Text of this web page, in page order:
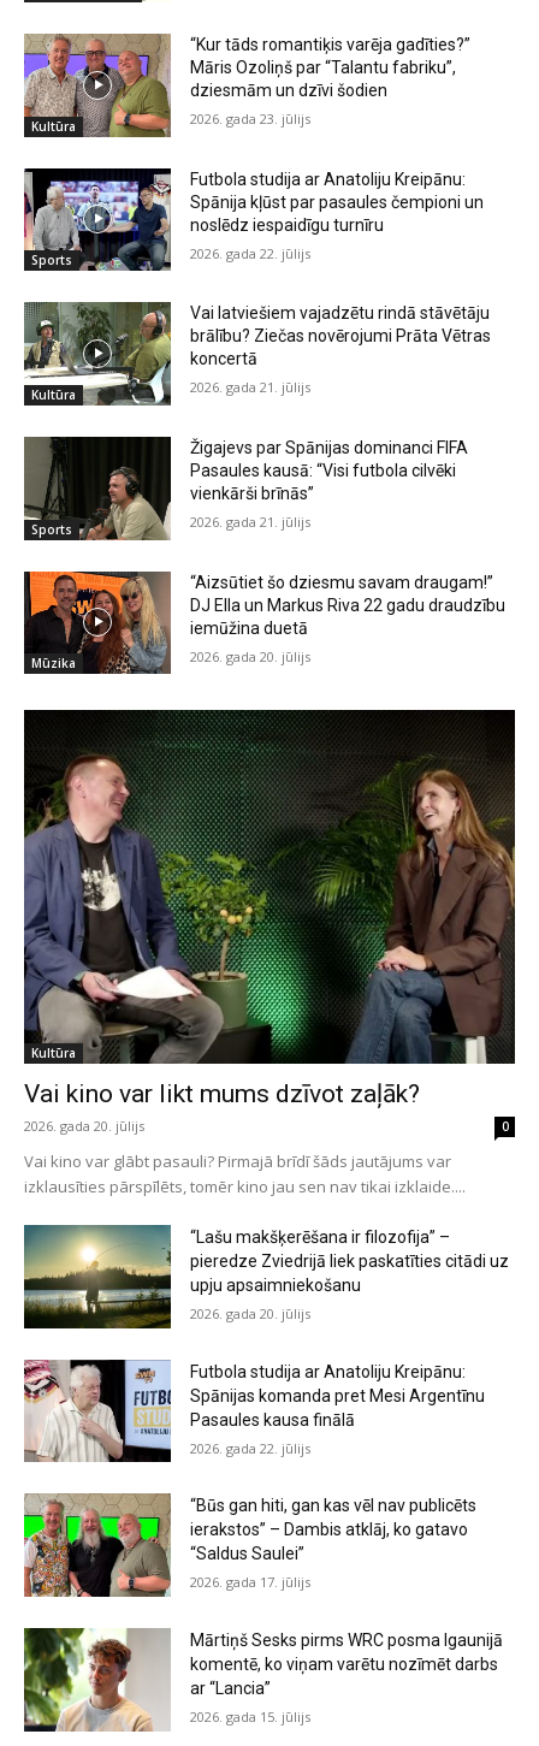
Kultūra
“Kur tāds romantiķis varēja gadīties?”
Māris Ozoliņš par “Talantu fabriku”,
dziesmām un dzīvi šodien
2026. gada 23. jūlijs
Sports
Futbola studija ar Anatoliju Kreipānu:
Spānija kļūst par pasaules čempioni un
noslēdz iespaidīgu turnīru
2026. gada 22. jūlijs
Kultūra
Vai latviešiem vajadzētu rindā stāvētāju
brālību? Ziečas novērojumi Prāta Vētras
koncertā
2026. gada 21. jūlijs
Sports
Žigajevs par Spānijas dominanci FIFA
Pasaules kausā: “Visi futbola cilvēki
vienkārši brīnās”
2026. gada 21. jūlijs
Mūzika
“Aizsūtiet šo dziesmu savam draugam!”
DJ Ella un Markus Riva 22 gadu draudzību
iemūžina duetā
2026. gada 20. jūlijs
Kultūra
Vai kino var likt mums dzīvot zaļāk?
2026. gada 20. jūlijs 0
Vai kino var glābt pasauli? Pirmajā brīdī šāds jautājums var
izklausīties pārspīlēts, tomēr kino jau sen nav tikai izklaide....
“Lašu makšķerēšana ir filozofija” –
pieredze Zviedrijā liek paskatīties citādi uz
upju apsaimniekošanu
2026. gada 20. jūlijs
Futbola studija ar Anatoliju Kreipānu:
Spānijas komanda pret Mesi Argentīnu
Pasaules kausa finālā
2026. gada 22. jūlijs
“Būs gan hiti, gan kas vēl nav publicēts
ierakstos” – Dambis atklāj, ko gatavo
“Saldus Saulei”
2026. gada 17. jūlijs
Mārtiņš Sesks pirms WRC posma Igaunijā
komentē, ko viņam varētu nozīmēt darbs
ar “Lancia”
2026. gada 15. jūlijs